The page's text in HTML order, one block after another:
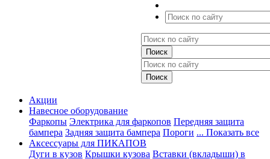
Акции
Навесное оборудование
Фаркопы Электрика для фаркопов Передняя защита
бампера Задняя защита бампера Пороги ... Показать все
Аксессуары для ПИКАПОВ
Дуги в кузов Крышки кузова Вставки (вкладыши) в